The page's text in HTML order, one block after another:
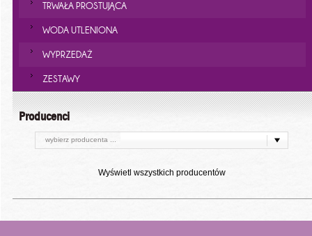
TRWAŁA PROSTUJĄCA
WODA UTLENIONA
WYPRZEDAŻ
ZESTAWY
Producenci
wybierz producenta ...
Wyświetl wszystkich producentów